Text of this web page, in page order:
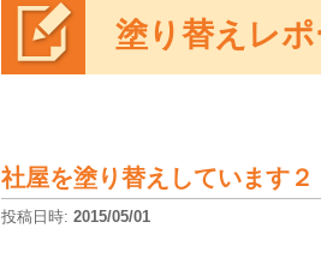
塗り替えレ
社屋を塗り替えしています２
投稿日時: 2015/05/01